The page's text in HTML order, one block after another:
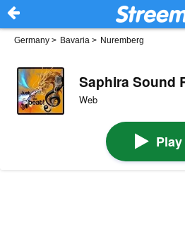
Germany > Bavaria > Nuremberg
Saphira Sound
Web
Play